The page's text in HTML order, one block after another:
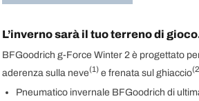
L’inverno sarà il tuo terreno di
BFGoodrich g-Force Winter 2 è progettato
aderenza sulla neve(1) e frenata sul ghiaccio
Pneumatico invernale BFGoodrich di